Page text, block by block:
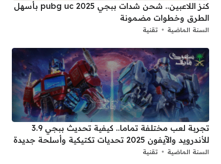
كنز اللاعبين.. شحن شدات ببجي 2025 pubg uc بأسهل
الطرق وخطوات مضمونة
السنة الماضية تقنية
تجربة لعب مختلفة تماما.. كيفية تحديث ببجي 3.9
للأندرويد والآيفون 2025 تحديات تكتيكية وأسلحة جديدة
السنة الماضية تقنية